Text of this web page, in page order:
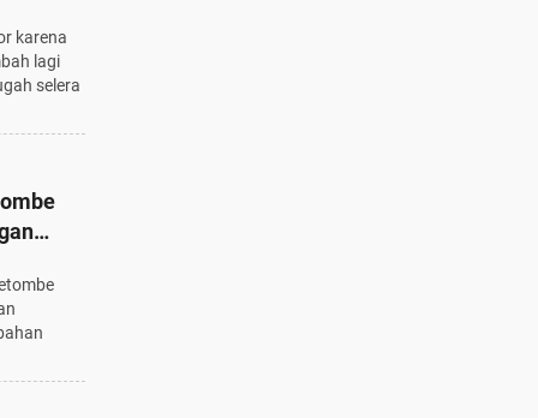
karena
lagi
selera